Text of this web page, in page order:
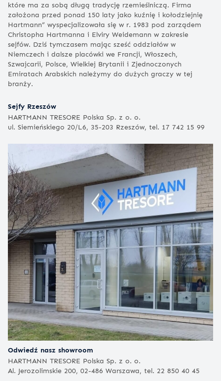
które ma za sobą długą tradycję rzemieślniczą. Firma
założona przed ponad 150 laty jako kuźnię i kołodziejnię
Hartmann” wyspecjalizowała się w r. 1983 pod zarządem
Christopha Hartmanna i Elviry Weidemann w zakresie
sejfów. Dziś tymczasem mając sześć oddziałów w
Niemczech i dalsze placówki we Francji, Włoszech,
Szwajcarii, Polsce, Wielkiej Brytanii i Zjednoczonych
Emiratach Arabskich należymy do dużych graczy w tej
branży.
Sejfy Rzeszów
HARTMANN TRESORE Polska Sp. z o. o.
ul. Siemieńskiego 20/L6, 35-203 Rzeszów, tel. 17 742 15 99
Odwiedź nasz showroom
HARTMANN TRESORE Polska Sp. z o. o.
Al. Jerozolimskie 200, 02-486 Warszawa, tel. 22 850 40 45